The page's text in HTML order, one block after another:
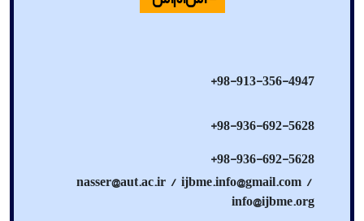
98-913-356-4947+
98-936-692-5628+
98-936-692-5628+
nasser@aut.ac.ir / ijbme.info@gmail.com /
info@ijbme.org